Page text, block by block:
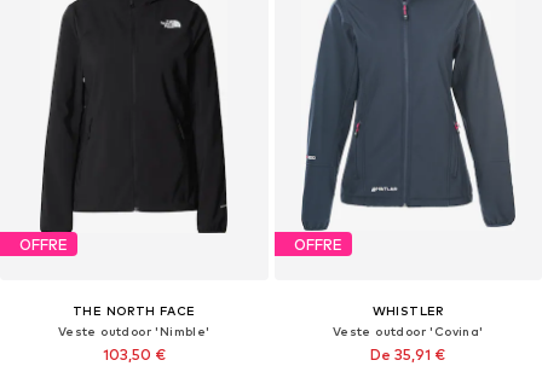
OFFRE
THE NORTH FACE
Veste outdoor 'Nimble'
103,50 €
OFFRE
WHISTLER
Veste outdoor 'Covina'
De 35,91 €